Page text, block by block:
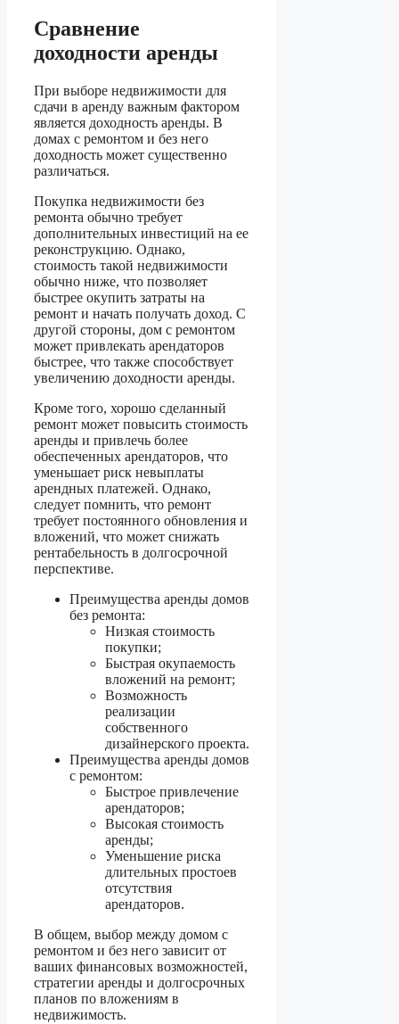
Сравнение
доходности аренды
При выборе недвижимости для
сдачи в аренду важным фактором
является доходность аренды. В
домах с ремонтом и без него
доходность может существенно
различаться.
Покупка недвижимости без
ремонта обычно требует
дополнительных инвестиций на ее
реконструкцию. Однако,
стоимость такой недвижимости
обычно ниже, что позволяет
быстрее окупить затраты на
ремонт и начать получать доход. С
другой стороны, дом с ремонтом
может привлекать арендаторов
быстрее, что также способствует
увеличению доходности аренды.
Кроме того, хорошо сделанный
ремонт может повысить стоимость
аренды и привлечь более
обеспеченных арендаторов, что
уменьшает риск невыплаты
арендных платежей. Однако,
следует помнить, что ремонт
требует постоянного обновления и
вложений, что может снижать
рентабельность в долгосрочной
перспективе.
Преимущества аренды домов
без ремонта:
Низкая стоимость
покупки;
Быстрая окупаемость
вложений на ремонт;
Возможность
реализации
собственного
дизайнерского проекта.
Преимущества аренды домов
с ремонтом:
Быстрое привлечение
арендаторов;
Высокая стоимость
аренды;
Уменьшение риска
длительных простоев
отсутствия
арендаторов.
В общем, выбор между домом с
ремонтом и без него зависит от
ваших финансовых возможностей,
стратегии аренды и долгосрочных
планов по вложениям в
недвижимость.